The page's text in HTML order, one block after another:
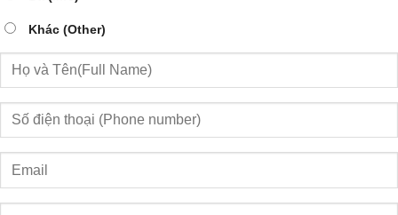
Khác (Other)